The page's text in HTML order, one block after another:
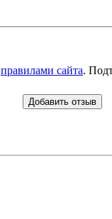
правилами сайта.
Добавить отзыв